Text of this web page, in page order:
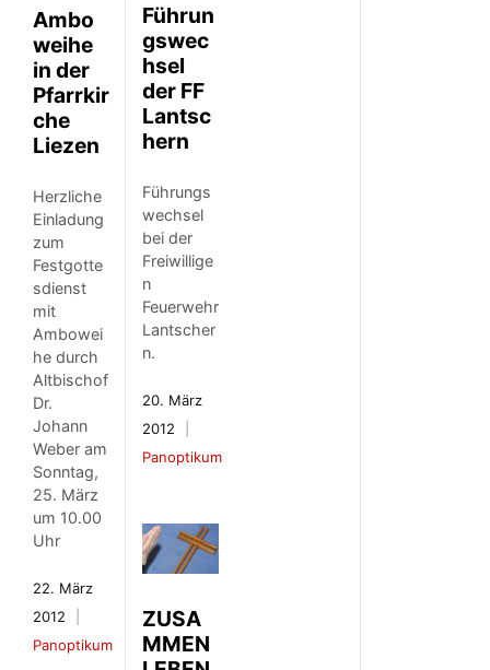
Ambo
weihe
in der
Pfarrkir
che
Liezen
Herzliche
Einladung
zum
Festgotte
sdienst
mit
Ambowei
he durch
Altbischof
Dr.
Johann
Weber am
Sonntag,
25. März
um 10.00
Uhr
22. März
2012
Panoptikum
Führun
gswec
hsel
der FF
Lantsc
hern
Führungs
wechsel
bei der
Freiwillige
n
Feuerwehr
Lantscher
n.
20. März
2012
Panoptikum
ZUSA
MMEN